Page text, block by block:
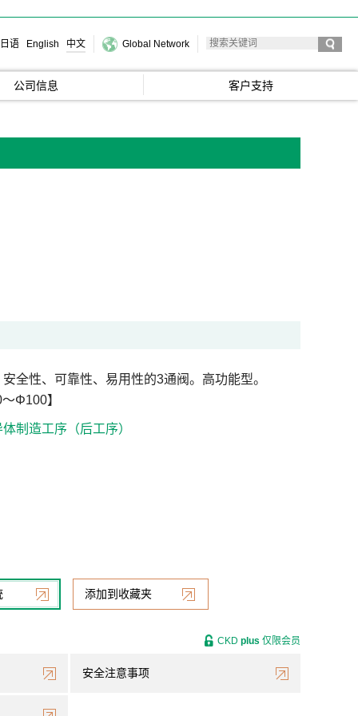
日语 English 中文 Global Network
公司信息 客户支持
全性、可靠性、易用性的3通阀。高功能型。
Φ100】
制造工序（后工序）
添加到收藏夹
安全注意事项
CKD plus 仅限会员